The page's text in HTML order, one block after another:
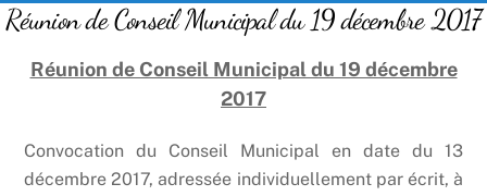
Réunion de Conseil Municipal du 19 décembre 2017
Réunion de Conseil Municipal du 19 décembre
2017
Convocation du Conseil Municipal en date du 13
décembre 2017, adressée individuellement par écrit, à